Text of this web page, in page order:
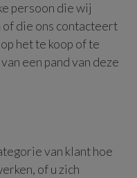
persoon die wij
die ons contacteert
het te koop of te
een pand van deze
van klant hoe
of u zich